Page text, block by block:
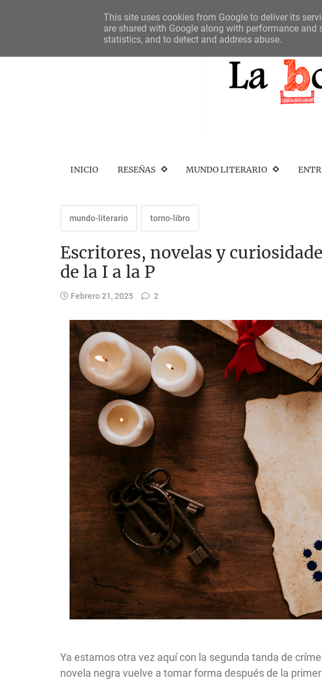
INICIO RESEÑAS MUNDO LITERARIO
mundo-literario torno-libro
Escritores, novelas y
de la I a la P
Febrero 21, 2025 2
Ya estamos otra vez aquí con la segunda tanda de
novela negra vuelve a tomar forma después de la
This site uses cookies from Google to deliver its
are shared with Google along with performance
statistics, and to detect and address abuse.